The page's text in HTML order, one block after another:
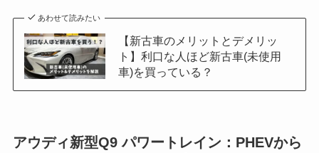
あわせて読みたい
【新古車のメリットとデメリッ
ト】利口な人ほど新古車(未使用
車)を買っている？
アウディ新型Q9 パワートレイン：PHEVから